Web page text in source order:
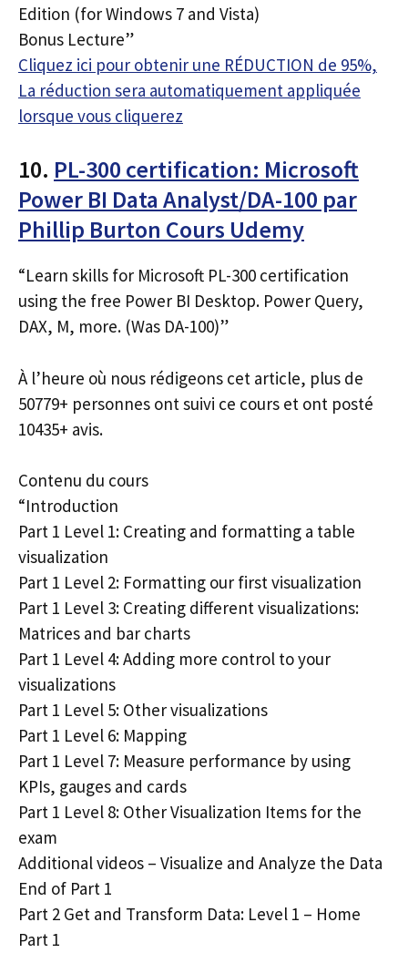
Edition (for Windows 7 and Vista)
Bonus Lecture”
Cliquez ici pour obtenir une RÉDUCTION de 95%,
La réduction sera automatiquement appliquée
lorsque vous cliquerez
10. PL-300 certification: Microsoft
Power BI Data Analyst/DA-100 par
Phillip Burton Cours Udemy
“Learn skills for Microsoft PL-300 certification
using the free Power BI Desktop. Power Query,
DAX, M, more. (Was DA-100)”
À l’heure où nous rédigeons cet article, plus de
50779+ personnes ont suivi ce cours et ont posté
10435+ avis.
Contenu du cours
“Introduction
Part 1 Level 1: Creating and formatting a table
visualization
Part 1 Level 2: Formatting our first visualization
Part 1 Level 3: Creating different visualizations:
Matrices and bar charts
Part 1 Level 4: Adding more control to your
visualizations
Part 1 Level 5: Other visualizations
Part 1 Level 6: Mapping
Part 1 Level 7: Measure performance by using
KPIs, gauges and cards
Part 1 Level 8: Other Visualization Items for the
exam
Additional videos – Visualize and Analyze the Data
End of Part 1
Part 2 Get and Transform Data: Level 1 – Home
Part 1